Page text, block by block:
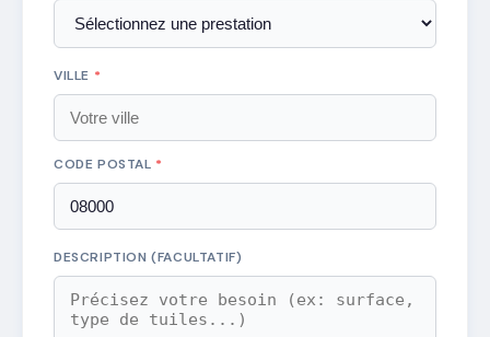
VILLE *
CODE POSTAL *
DESCRIPTION (FACULTATIF)